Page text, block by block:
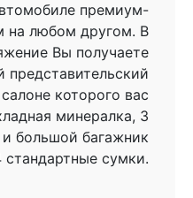
премиум-
на любом другом. В
Вы получаете
представительский
которого вас
минералка, 3
большой багажник
стандартные сумки.